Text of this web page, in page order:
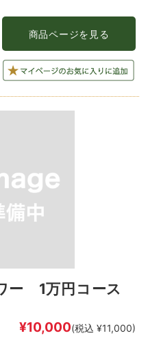
ー 1万円コース
¥10,000(税込 ¥11,000)